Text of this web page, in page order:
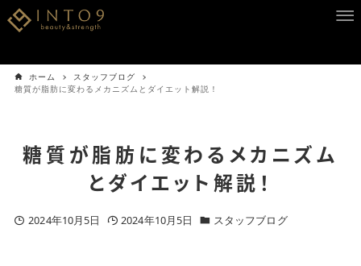
ホーム
スタッフブログ
糖質が脂肪に変わるメカニズムとダイエット解説！
糖質が脂肪に変わるメカニズム
とダイエット解説！
2024年10月5日 2024年10月5日 スタッフブログ